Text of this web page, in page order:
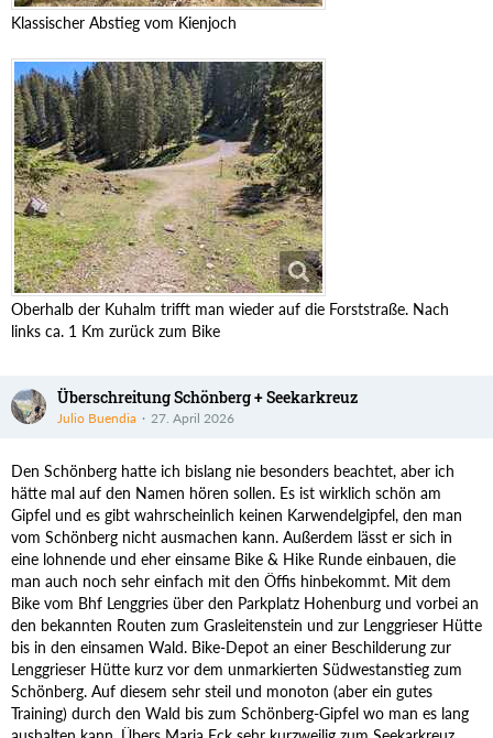
Klassischer Abstieg vom Kienjoch
Oberhalb der Kuhalm trifft man wieder auf die Forststraße. Nach
links ca. 1 Km zurück zum Bike
Überschreitung Schönberg + Seekarkreuz
Julio Buendia 27. April 2026
Den Schönberg hatte ich bislang nie besonders beachtet, aber ich
hätte mal auf den Namen hören sollen. Es ist wirklich schön am
Gipfel und es gibt wahrscheinlich keinen Karwendelgipfel, den man
vom Schönberg nicht ausmachen kann. Außerdem lässt er sich in
eine lohnende und eher einsame Bike & Hike Runde einbauen, die
man auch noch sehr einfach mit den Öffis hinbekommt. Mit dem
Bike vom Bhf Lenggries über den Parkplatz Hohenburg und vorbei an
den bekannten Routen zum Grasleitenstein und zur Lenggrieser Hütte
bis in den einsamen Wald. Bike-Depot an einer Beschilderung zur
Lenggrieser Hütte kurz vor dem unmarkierten Südwestanstieg zum
Schönberg. Auf diesem sehr steil und monoton (aber ein gutes
Training) durch den Wald bis zum Schönberg-Gipfel wo man es lang